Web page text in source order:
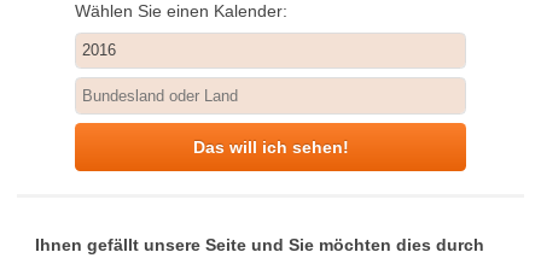
Wählen Sie einen Kalender:
Das will ich sehen!
Ihnen gefällt unsere Seite und Sie möchten dies durch